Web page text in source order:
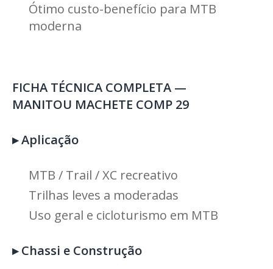
Ótimo custo-benefício para MTB
moderna
FICHA TÉCNICA COMPLETA —
MANITOU MACHETE COMP 29
▸Aplicação
MTB / Trail / XC recreativo
Trilhas leves a moderadas
Uso geral e cicloturismo em MTB
▸Chassi e Construção